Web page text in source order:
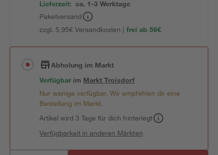
Lieferzeit: ca. 1-3 Werktage
Paketversand
zzgl. 5,95€ Versandkosten | frei ab 59€
Abholung im Markt
Verfügbar im MarktTroisdorf
Nur wenige verfügbar. Wir empfehlen dir eine
Bestellung im Markt.
Artikel wird 3 Tage für dich hinterlegt
Verfügbarkeit in anderen Märkten